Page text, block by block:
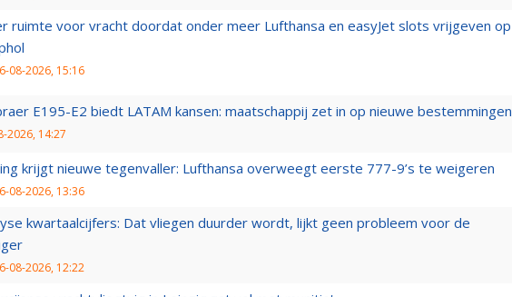
ruimte voor vracht doordat onder meer Lufthansa en easyJet slots vrijgeven op
08-2026, 15:16
E195-E2 biedt LATAM kansen: maatschappij zet in op nieuwe bestemmingen
2026, 14:27
krijgt nieuwe tegenvaller: Lufthansa overweegt eerste 777-9’s te weigeren
08-2026, 13:36
kwartaalcijfers: Dat vliegen duurder wordt, lijkt geen probleem voor de
08-2026, 12:22